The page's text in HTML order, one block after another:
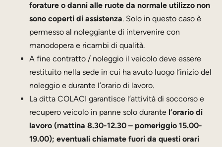
forature o danni alle ruote da normale utilizzo non
sono coperti di assistenza. Solo in questo caso è
permesso al noleggiante di intervenire con
manodopera e ricambi di qualità.
A fine contratto / noleggio il veicolo deve essere
restituito nella sede in cui ha avuto luogo l’inizio del
noleggio e durante l’orario di lavoro.
La ditta COLACI garantisce l’attività di soccorso e
recupero veicolo in panne solo durante l’orario di
lavoro (mattina 8.30-12.30 – pomeriggio 15.00-
19.00); eventuali chiamate fuori da questi orari